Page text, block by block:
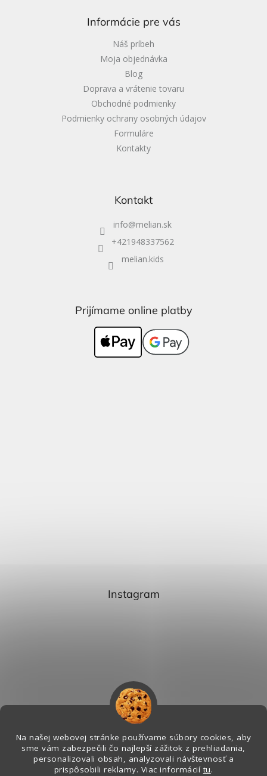
Na našej webovej stránke používame súbory cookies, aby
sme vám zabezpečili čo najlepší zážitok z prehliadania,
personalizovali obsah, analyzovali návštevnosť a
prispôsobili reklamy. Viac informácií tu.
Informácie pre vás
Náš príbeh
Moja objednávka
Blog
Doprava a vrátenie tovaru
Obchodné podmienky
Podmienky ochrany osobných údajov
Formuláre
Kontakty
Kontakt
info@melian.sk
+421948337562
melian.kids
Prijímame online platby
Instagram
Sledovať na Instagrame